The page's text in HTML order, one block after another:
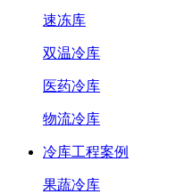
速冻库
双温冷库
医药冷库
物流冷库
冷库工程案例
果蔬冷库